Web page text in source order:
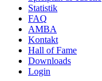
Statistik
FAQ
AMBA
Kontakt
Hall of Fame
Downloads
Login